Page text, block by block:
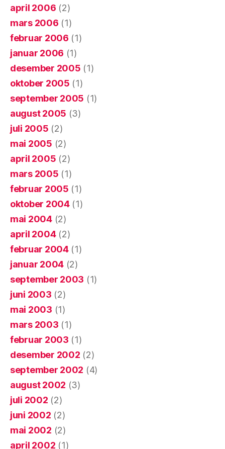
april 2006 (2)
mars 2006 (1)
februar 2006 (1)
januar 2006 (1)
desember 2005 (1)
oktober 2005 (1)
september 2005 (1)
august 2005 (3)
juli 2005 (2)
mai 2005 (2)
april 2005 (2)
mars 2005 (1)
februar 2005 (1)
oktober 2004(1)
mai 2004(2)
april 2004(2)
februar 2004(1)
januar 2004 (2)
september 2003 (1)
juni 2003 (2)
mai 2003 (1)
mars 2003 (1)
februar 2003 (1)
desember 2002 (2)
september 2002 (4)
august 2002 (3)
juli 2002 (2)
juni 2002 (2)
mai 2002 (2)
april 2002 (1)